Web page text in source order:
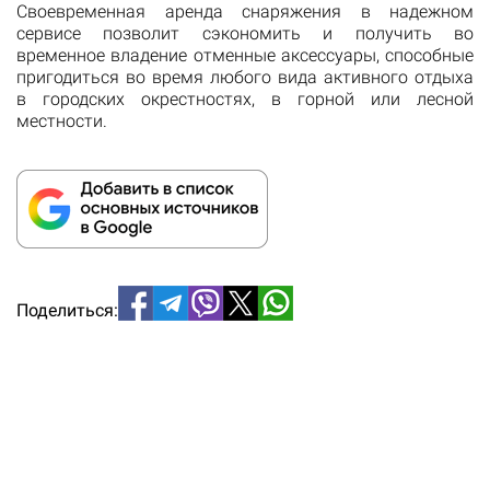
Своевременная аренда снаряжения в надежном
сервисе позволит сэкономить и получить во
временное владение отменные аксессуары, способные
пригодиться во время любого вида активного отдыха
в городских окрестностях, в горной или лесной
местности.
Поделиться: